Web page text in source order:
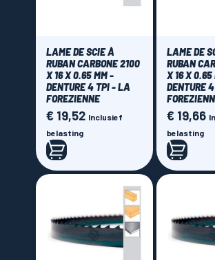
LAME DE SCIE À
RUBAN CARBONE 2100
X 16 X 0.65 MM -
DENTURE 4 TPI - LA
FOREZIENNE
Prijs
€ 19,52 Inclusief
belasting
LAME DE
RUBAN
X 16 X 0.65
DENTURE
Prijs
€ 19,66
belasting